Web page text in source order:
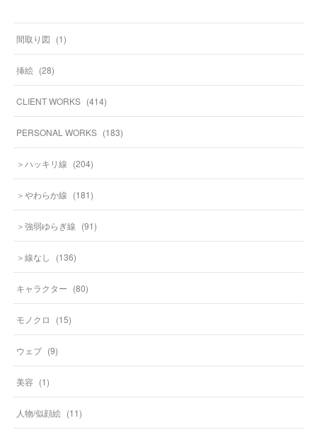
間取り図 (1)
挿絵 (28)
CLIENT WORKS (414)
PERSONAL WORKS (183)
＞ハッキリ線 (204)
＞やわらか線 (181)
＞強弱ゆらぎ線 (91)
＞線なし (136)
キャラクター (80)
モノクロ (15)
ウェブ (9)
美容 (1)
人物/似顔絵 (11)